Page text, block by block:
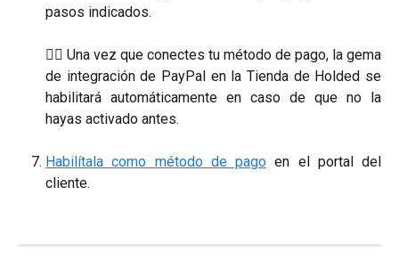
pasos indicados.​
☝🏼 Una vez que conectes tu método de pago, la gema
de integración de PayPal en la Tienda de Holded se
habilitará automáticamente en caso de que no la
hayas activado antes.
Habilítala como método de pago en el portal del
cliente.